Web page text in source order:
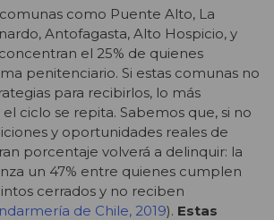
como Puente Alto, La
Antofagasta, Alto Hospicio, y
el 25% de quienes
penitenciario. Si estas comunas no
para recibirlos, lo más
ciclo se repita. Sabemos que, si no
y oportunidades reales de
porcentaje volverá a delinquir: la
un 47% entre quienes cumplen
cerrados y no reciben
de Chile, 2019). Estas